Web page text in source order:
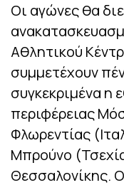
Οι αγώνες θα
Αθλητικού
συμμετέχουν
συγκεκριμένα η
περιφέρειας
Φλωρεντίας
Μπρούνο
Θεσσαλονίκης.